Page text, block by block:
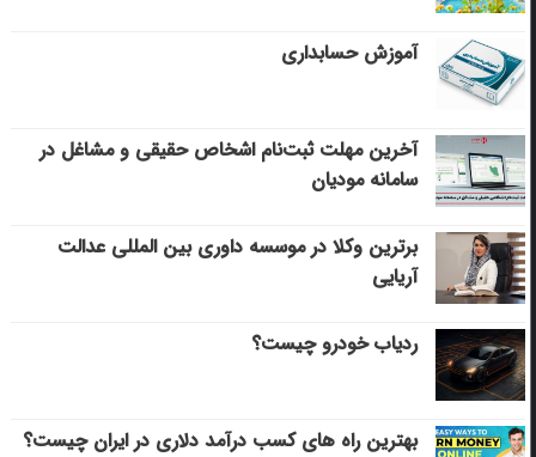
آموزش حسابداری
آخرین مهلت ثبت‌نام اشخاص حقیقی و مشاغل در
سامانه مودیان
برترین وکلا در موسسه داوری بین المللی عدالت
آریایی
ردیاب خودرو چیست؟
بهترین راه های کسب درآمد دلاری در ایران چیست؟